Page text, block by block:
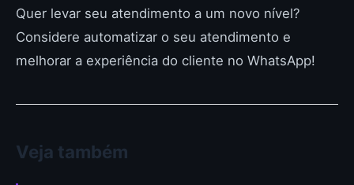
Quer levar seu atendimento a um novo nível?
Considere automatizar o seu atendimento e
melhorar a experiência do cliente no WhatsApp!
Veja também